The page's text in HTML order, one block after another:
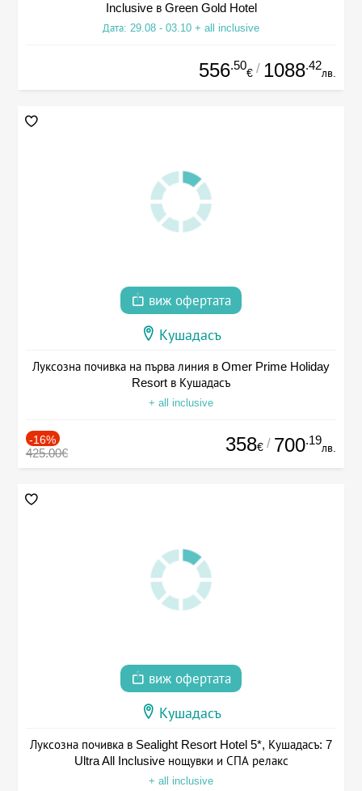
Inclusive в Green Gold Hotel
Дата: 29.08 - 03.10 + all inclusive
556.50
€ / 1088.42
лв.
виж офертата
Кушадасъ
Луксозна почивка на първа линия в Omer Prime Holiday
Resort в Кушадасъ
+ all inclusive
-16%
425.00€ 358€ / 700.19
лв.
виж офертата
Кушадасъ
Луксозна почивка в Sealight Resort Hotel 5*, Кушадасъ: 7
Ultra All Inclusive нощувки и СПА релакс
+ all inclusive